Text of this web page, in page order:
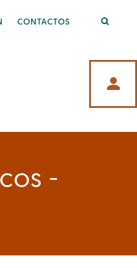
CONTACTOS
person
-